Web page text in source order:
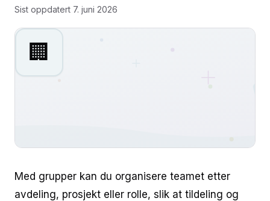
Sist oppdatert 7. juni 2026
🏢
Med grupper kan du organisere teamet etter
avdeling, prosjekt eller rolle, slik at tildeling og